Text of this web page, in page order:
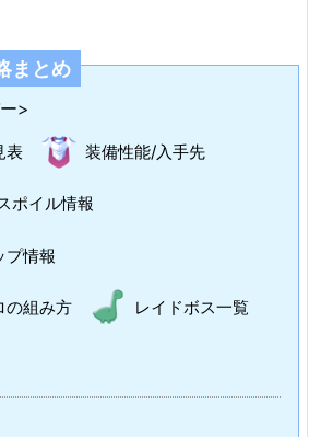
まとめ
>
表 装備性能/入手先
ポイル情報
プ情報
の組み方 レイドボス一覧